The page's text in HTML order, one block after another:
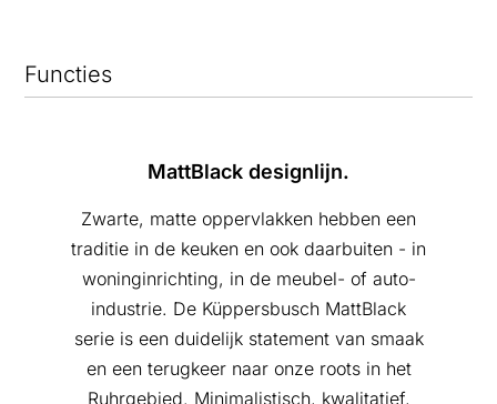
Functies
MattBlack designlijn.
Zwarte, matte oppervlakken hebben een
traditie in de keuken en ook daarbuiten - in
woninginrichting, in de meubel- of auto-
industrie. De Küppersbusch MattBlack
serie is een duidelijk statement van smaak
en een terugkeer naar onze roots in het
Ruhrgebied. Minimalistisch, kwalitatief,